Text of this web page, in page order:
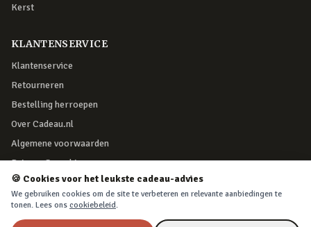
Kerst
KLANTENSERVICE
Klantenservice
Retourneren
Bestelling herroepen
Over Cadeau.nl
Algemene voorwaarden
Privacy & cookies
VEILIG BETALEN
🍪 Cookies voor het leukste cadeau-advies
We gebruiken cookies om de site te verbeteren en relevante aanbiedingen te
tonen. Lees ons cookiebeleid.